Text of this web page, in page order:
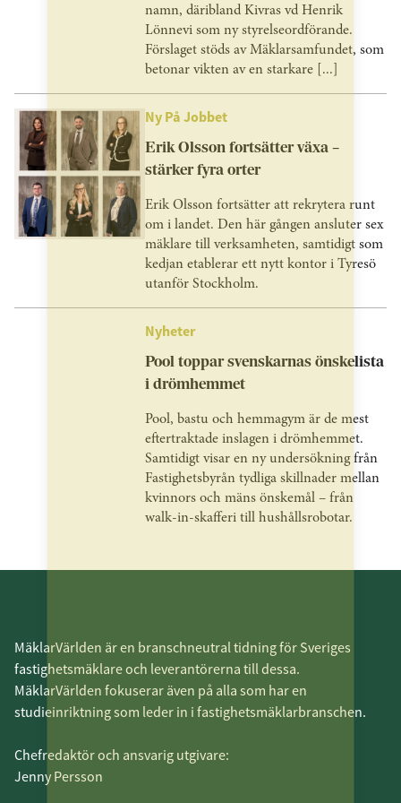
namn, däribland Kivras vd Henrik
Lönnevi som ny styrelseordförande.
Förslaget stöds av Mäklarsamfundet, som
betonar vikten av en starkare [...]
Ny På Jobbet
Erik Olsson fortsätter växa –
stärker fyra orter
Erik Olsson fortsätter att rekrytera runt
om i landet. Den här gången ansluter sex
mäklare till verksamheten, samtidigt som
kedjan etablerar ett nytt kontor i Tyresö
utanför Stockholm.
Nyheter
Pool toppar svenskarnas önskelista
i drömhemmet
Pool, bastu och hemmagym är de mest
eftertraktade inslagen i drömhemmet.
Samtidigt visar en ny undersökning från
Fastighetsbyrån tydliga skillnader mellan
kvinnors och mäns önskemål – från
walk-in-skafferi till hushållsrobotar.
MäklarVärlden är en branschneutral tidning för Sveriges
fastighetsmäklare och leverantörerna till dessa.
MäklarVärlden fokuserar även på alla som har en
studieinriktning som leder in i fastighetsmäklarbranschen.
Chefredaktör och ansvarig utgivare:
Jenny Persson